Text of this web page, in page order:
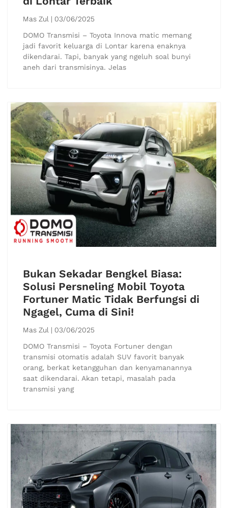
Mas Zul
03/06/2025
DOMO Transmisi – Toyota Innova matic memang
jadi favorit keluarga di Lontar karena enaknya
dikendarai. Tapi, banyak yang ngeluh soal bunyi
aneh dari transmisinya. Jelas
Bukan Sekadar Bengkel Biasa:
Solusi Persneling Mobil Toyota
Fortuner Matic Tidak Berfungsi di
Ngagel, Cuma di Sini!
Mas Zul
03/06/2025
DOMO Transmisi – Toyota Fortuner dengan
transmisi otomatis adalah SUV favorit banyak
orang, berkat ketangguhan dan kenyamanannya
saat dikendarai. Akan tetapi, masalah pada
transmisi yang